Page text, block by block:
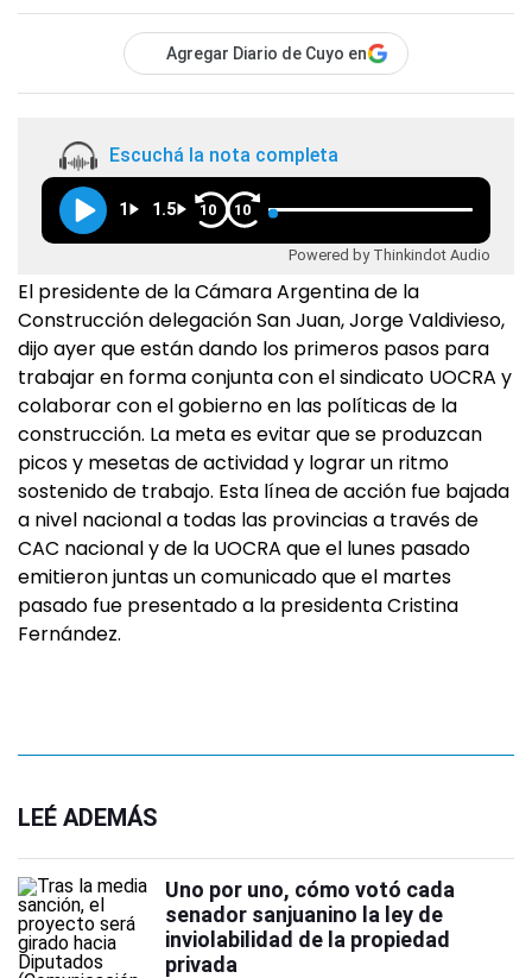
Agregar Diario de Cuyo en
Escuchá la nota completa
1 1.5 10 10
Powered by Thinkindot Audio
El presidente de la Cámara Argentina de la
Construcción delegación San Juan, Jorge Valdivieso,
dijo ayer que están dando los primeros pasos para
trabajar en forma conjunta con el sindicato UOCRA y
colaborar con el gobierno en las políticas de la
construcción. La meta es evitar que se produzcan
picos y mesetas de actividad y lograr un ritmo
sostenido de trabajo. Esta línea de acción fue bajada
a nivel nacional a todas las provincias a través de
CAC nacional y de la UOCRA que el lunes pasado
emitieron juntas un comunicado que el martes
pasado fue presentado a la presidenta Cristina
Fernández.
LEÉ ADEMÁS
Uno por uno, cómo votó cada
senador sanjuanino la ley de
inviolabilidad de la propiedad
privada